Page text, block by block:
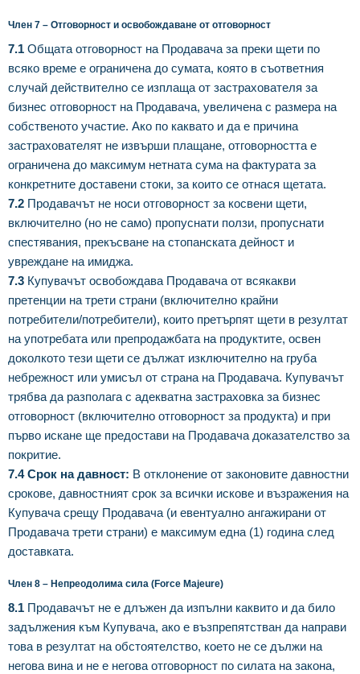
Член 7 – Отговорност и освобождаване от отговорност
7.1 Общата отговорност на Продавача за преки щети по
всяко време е ограничена до сумата, която в съответния
случай действително се изплаща от застрахователя за
бизнес отговорност на Продавача, увеличена с размера на
собственото участие. Ако по каквато и да е причина
застрахователят не извърши плащане, отговорността е
ограничена до максимум нетната сума на фактурата за
конкретните доставени стоки, за които се отнася щетата.
7.2 Продавачът не носи отговорност за косвени щети,
включително (но не само) пропуснати ползи, пропуснати
спестявания, прекъсване на стопанската дейност и
увреждане на имиджа.
7.3 Купувачът освобождава Продавача от всякакви
претенции на трети страни (включително крайни
потребители/потребители), които претърпят щети в резултат
на употребата или препродажбата на продуктите, освен
доколкото тези щети се дължат изключително на груба
небрежност или умисъл от страна на Продавача. Купувачът
трябва да разполага с адекватна застраховка за бизнес
отговорност (включително отговорност за продукта) и при
първо искане ще предостави на Продавача доказателство за
покритие.
7.4 Срок на давност: В отклонение от законовите давностни
срокове, давностният срок за всички искове и възражения на
Купувача срещу Продавача (и евентуално ангажирани от
Продавача трети страни) е максимум една (1) година след
доставката.
Член 8 – Непреодолима сила (Force Majeure)
8.1 Продавачът не е длъжен да изпълни каквито и да било
задължения към Купувача, ако е възпрепятстван да направи
това в резултат на обстоятелство, което не се дължи на
негова вина и не е негова отговорност по силата на закона,